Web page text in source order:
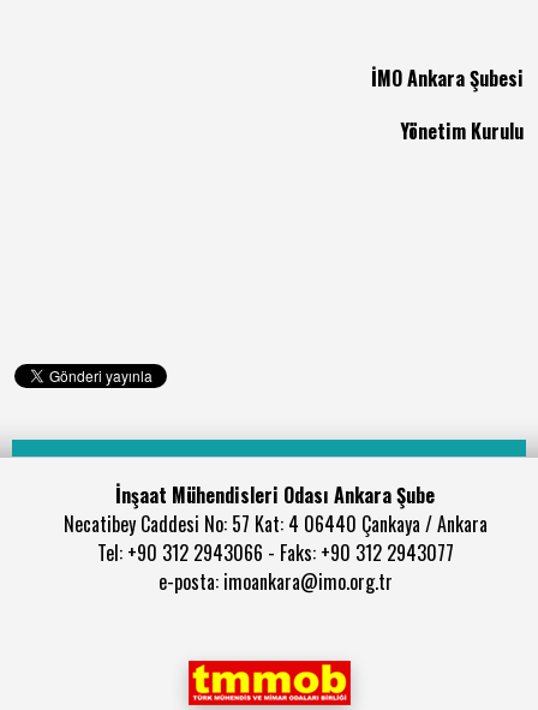
İMO Ankara Şubesi
Yönetim Kurulu
İnşaat Mühendisleri Odası Ankara Şube
Necatibey Caddesi No: 57 Kat: 4 06440 Çankaya / Ankara
Tel: +90 312 2943066 - Faks: +90 312 2943077
e-posta: imoankara@imo.org.tr